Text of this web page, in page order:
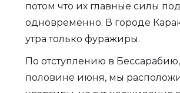
потом что их главные силы
одновременно. В городе
утра только фуражиры.
По отступлению в
половине июня, мы